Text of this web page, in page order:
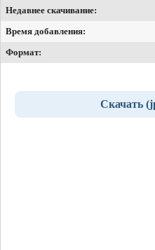
Недавнее скачивание:
Время добавления:
Формат:
Скачать